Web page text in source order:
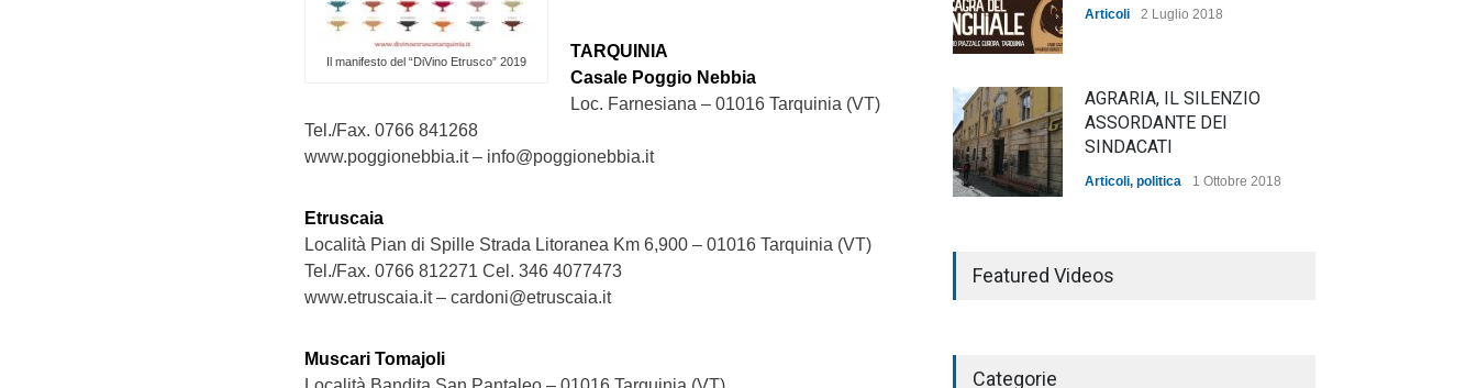
Il manifesto del “DiVino Etrusco” 2019
TARQUINIA
Casale Poggio Nebbia
Loc. Farnesiana – 01016 Tarquinia (VT)
Tel./Fax. 0766 841268
www.poggionebbia.it – info@poggionebbia.it
Etruscaia
Località Pian di Spille Strada Litoranea Km 6,900 – 01016 Tarquinia (VT)
Tel./Fax. 0766 812271 Cel. 346 4077473
www.etruscaia.it – cardoni@etruscaia.it
Muscari Tomajoli
Articoli 2 Luglio 2018
AGRARIA, IL SILENZIO
ASSORDANTE DEI
SINDACATI
Articoli, politica 1 Ottobre 2018
Featured Videos
Categorie